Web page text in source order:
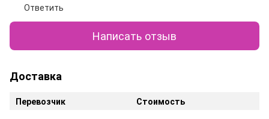
Ответить
Написать отзыв
Доставка
Перевозчик Стоимость